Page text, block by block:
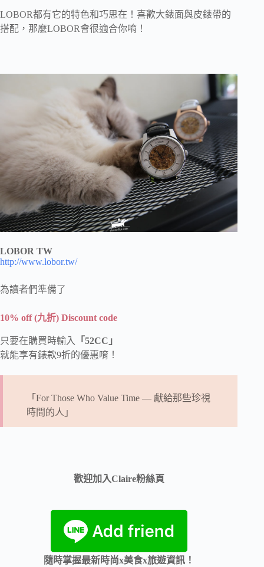
LOBOR都有它的特色和巧思在！喜歡大錶面與皮錶帶的
搭配，那麼LOBOR會很適合你唷！
LOBOR TW
http://www.lobor.tw/
為讀者們準備了
10% off (九折) Discount code
只要在購買時輸入
「52CC」
就能享有錶款9折的優惠唷！
「For Those Who Value Time — 獻給那些珍視
時間的人」
歡迎加入Claire粉絲頁
隨時掌握最新時尚x美食x旅遊資訊！